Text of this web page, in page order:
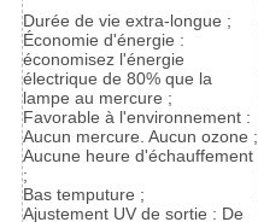
Durée de vie extra-longue ;
Économie d'énergie :
économisez l'énergie
électrique de 80% que la
lampe au mercure ;
Favorable à l'environnement :
Aucun mercure. Aucun ozone ;
Aucune heure d'échauffement
;
Bas temputure ;
Ajustement UV de sortie : De